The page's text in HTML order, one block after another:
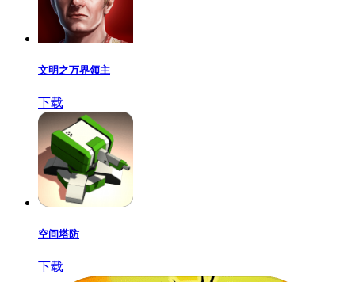
文明之万界领主
下载
空间塔防
下载